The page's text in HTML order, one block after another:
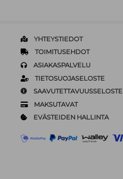
YHTEYSTIEDOT
TOIMITUSEHDOT
ASIAKASPALVELU
TIETOSUOJASELOSTE
SAAVUTETTAVUUSSELOSTE
MAKSUTAVAT
EVÄSTEIDEN HALLINTA